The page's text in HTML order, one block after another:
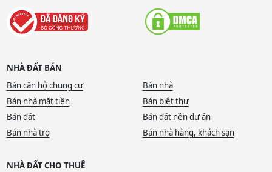
NHÀ ĐẤT BÁN
Bán căn hộ chung cư
Bán nhà
Bán nhà mặt tiền
Bán biệt thự
Bán đất
Bán đất nền dự án
Bán nhà trọ
Bán nhà hàng, khách sạn
NHÀ ĐẤT CHO THUÊ